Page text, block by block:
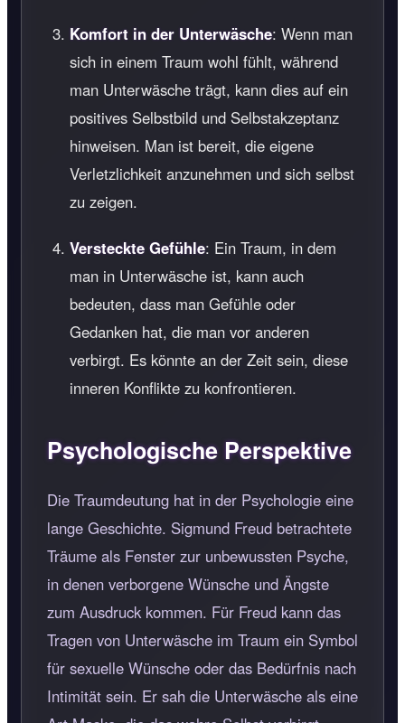
Komfort in der Unterwäsche: Wenn man
sich in einem Traum wohl fühlt, während
man Unterwäsche trägt, kann dies auf ein
positives Selbstbild und Selbstakzeptanz
hinweisen. Man ist bereit, die eigene
Verletzlichkeit anzunehmen und sich selbst
zu zeigen.
Versteckte Gefühle: Ein Traum, in dem
man in Unterwäsche ist, kann auch
bedeuten, dass man Gefühle oder
Gedanken hat, die man vor anderen
verbirgt. Es könnte an der Zeit sein, diese
inneren Konflikte zu konfrontieren.
Psychologische Perspektive
Die Traumdeutung hat in der Psychologie eine
lange Geschichte. Sigmund Freud betrachtete
Träume als Fenster zur unbewussten Psyche,
in denen verborgene Wünsche und Ängste
zum Ausdruck kommen. Für Freud kann das
Tragen von Unterwäsche im Traum ein Symbol
für sexuelle Wünsche oder das Bedürfnis nach
Intimität sein. Er sah die Unterwäsche als eine